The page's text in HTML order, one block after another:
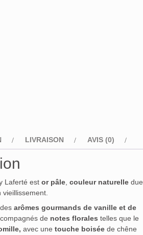
LIVRAISON AVIS (0)
Laferté est or pâle, couleur naturelle due
vieillissement.
arômes gourmands de vanille et de
de notes florales telles que le
avec une touche boisée de chêne